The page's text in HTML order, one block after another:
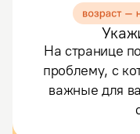
На странице
проблему, с
важные для